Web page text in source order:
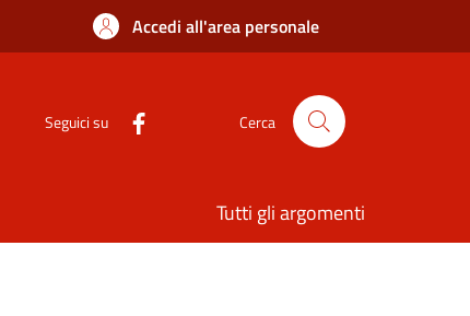
Accedi all'area personale
Seguici su Cerca
Tutti gli argomenti